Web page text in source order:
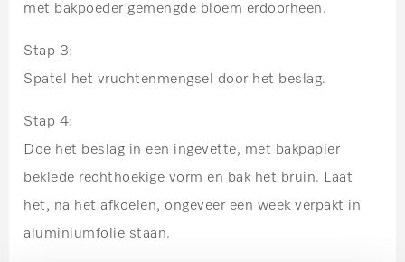
met bakpoeder gemengde bloem erdoorheen.
Stap 3:
Spatel het vruchtenmengsel door het beslag.
Stap 4:
Doe het beslag in een ingevette, met bakpapier
beklede rechthoekige vorm en bak het bruin. Laat
het, na het afkoelen, ongeveer een week verpakt in
aluminiumfolie staan.